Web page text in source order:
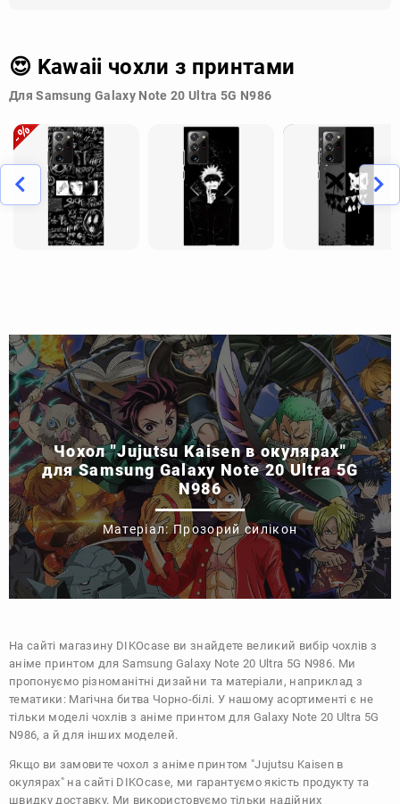
😍 Kawaii чохли з принтами
Для Samsung Galaxy Note 20 Ultra 5G N986
Чохол "Jujutsu Kaisen в окулярах"
для Samsung Galaxy Note 20 Ultra 5G
N986
Матеріал: Прозорий силікон
На сайті магазину DIKOcase ви знайдете великий вибір чохлів з
аніме принтом для Samsung Galaxy Note 20 Ultra 5G N986. Ми
пропонуємо різноманітні дизайни та матеріали, наприклад з
тематики: Магічна битва Чорно-білі. У нашому асортименті є не
тільки моделі чохлів з аніме принтом для Galaxy Note 20 Ultra 5G
N986, а й для інших моделей.
Якщо ви замовите чохол з аніме принтом "Jujutsu Kaisen в
окулярах" на сайті DIKOcase, ми гарантуємо якість продукту та
швидку доставку. Ми використовуємо тільки надійних